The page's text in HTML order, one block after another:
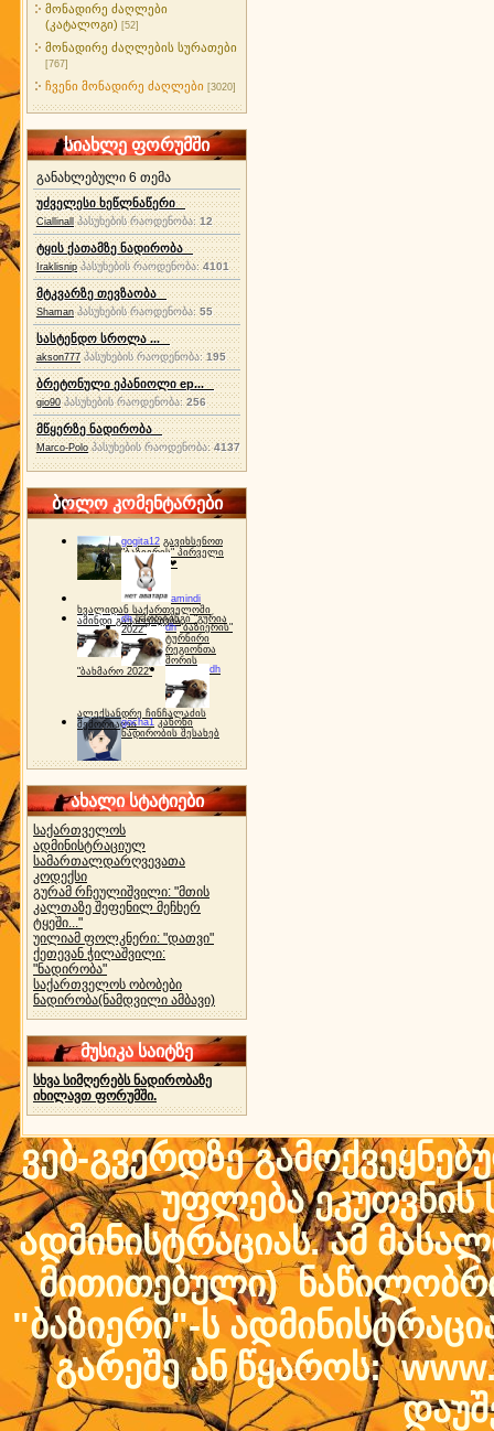
მონადირე ძაღლები
(კატალოგი) [52]
მონადირე ძაღლების სურათები
[767]
ჩვენი მონადირე ძაღლები [3020]
სიახლე ფორუმში
განახლებული 6 თემა
უძველესი ხეწლნაწერი
Ciallinall პასუხების რაოდენობა:12
ტყის ქათამზე ნადირობა
Iraklisnip პასუხების რაოდენობა: 4101
მტკვარზე თევზაობა
Shaman პასუხების რაოდენობა:55
სასტენდო სროლა ...
akson777 პასუხების რაოდენობა:195
ბრეტონული ეპანიოლი ep...
gio90 პასუხების რაოდენობა:256
მწყერზე ნადირობა
Marco-Polo პასუხების რაოდენობა:4137
ბოლო კომენტარები
gogita12 გავიხსენოთ
"ბაზიერის" პირველი
ტურნირი ❤
amindi
ხვალიდან საქართველოში
ამინდი გაუარესდება
dh სპორტინგი "გურია
2022"
dh "ბაზიერის"
ტურნირი
რეგიონთა
შორის
"ბახმარო 2022"
dh
ალექსანდრე ჩინჩალაძის
მემორიალიgocha1 კანონი
ნადირობის შესახებ
ახალი სტატიები
საქართველოს
ადმინისტრაციულ
სამართალდარღვევათა
კოდექსი
გურამ რჩეულიშვილი: "მთის
კალთაზე შეფენილ მეჩხერ
ტყეში..."
უილიამ ფოლკნერი: "დათვი"
ქეთევან ჭილაშვილი:
"ნადირობა"
საქართველოს ობობები
ნადირობა(ნამდვილი ამბავი)
მუსიკა საიტზე
სხვა სიმღერებს ნადირობაზე
იხილავთ ფორუმში.
ვებ-გვერდზე
უფლება ეკუთვნის
ადმინისტრაციას. ამ
მითითებული)
"ბაზიერი"-ს
გარეშე ან წყაროს: